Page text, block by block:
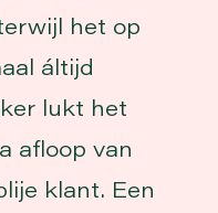
het op
áltijd
lukt het
afloop van
klant. Een